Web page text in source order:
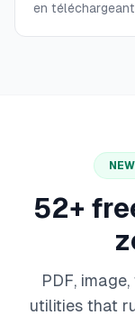
en téléchargeant
52+
PDF,
utilities that